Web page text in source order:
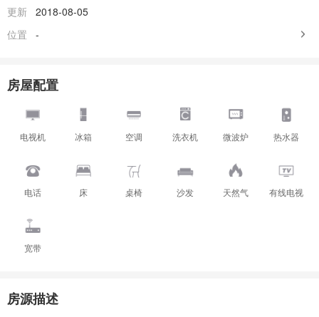
更新 2018-08-05
位置
-
房屋配置
电视机 冰箱 空调 洗衣机 微波炉 热水器
电话 床 桌椅 沙发 天然气 有线电视
宽带
房源描述